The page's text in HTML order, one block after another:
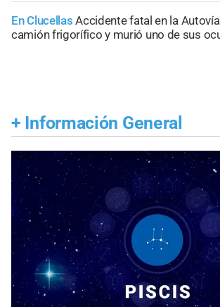
En Clucellas Accidente fatal en la
camión frigorífico y murió uno de sus
+ Información General